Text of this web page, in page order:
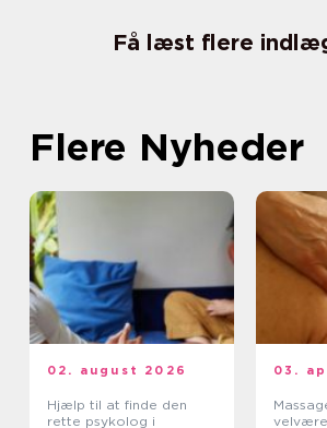
Få læst flere
Flere Nyheder
02. august 2026
Hjælp til at finde den
rette psykolog i
03.